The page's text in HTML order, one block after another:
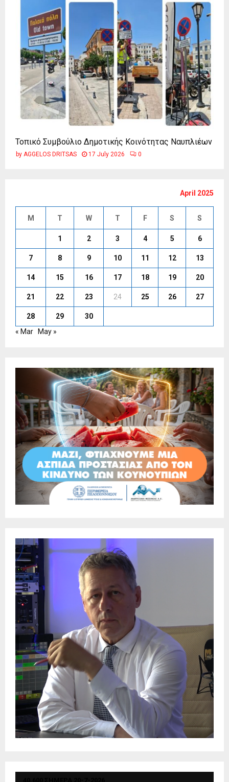
Τοπικό Συμβούλιο Δημοτικής Κοινότητας Ναυπλιέων
by AGGELOS DRITSAS 17 July 2026 0
April 2025
M T W T F S S
1 2 3 4 5 6
7 8 9 10 11 12 13
14 15 16 17 18 19 20
21 22 23 24 25 26 27
28 29
30
« Mar
May »